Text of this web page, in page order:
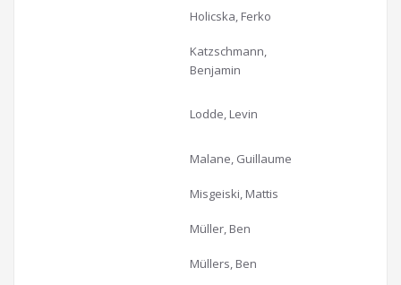
Holicska, Ferko
Katzschmann,
Benjamin
Lodde, Levin
Malane, Guillaume
Misgeiski, Mattis
Müller, Ben
Müllers, Ben